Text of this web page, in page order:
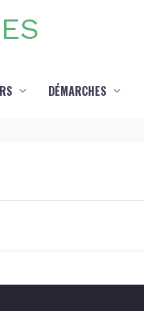
DÉMARCHES